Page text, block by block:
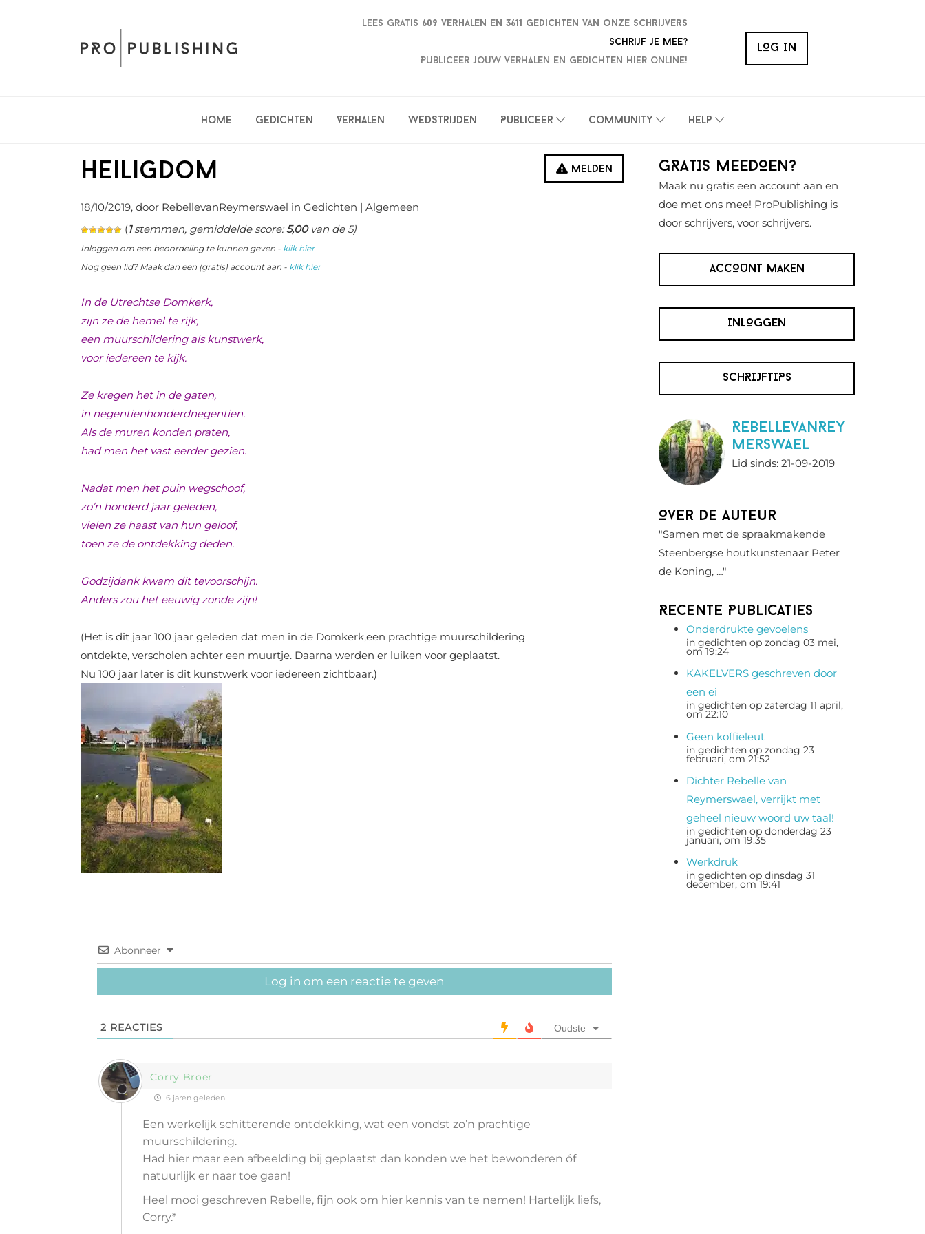
Lees gratis 609 verhalen en 3611 gedichten van onze schrijvers
Schrijf je mee?
Publiceer jouw verhalen en gedichten hier online!
LOG IN
Home Gedichten Verhalen Wedstrijden Publiceer Community Help
Melden
Heiligdom
18/10/2019, door RebellevanReymerswael in Gedichten | Algemeen
(1stemmen, gemiddelde score:5,00van de 5)
Inloggen om een beoordeling te kunnen geven - klik hier
Nog geen lid? Maak dan een (gratis) account aan - klik hier
In de Utrechtse Domkerk,
zijn ze de hemel te rijk,
een muurschildering als kunstwerk,
voor iedereen te kijk.
Ze kregen het in de gaten,
in negentienhonderdnegentien.
Als de muren konden praten,
had men het vast eerder gezien.
Nadat men het puin wegschoof,
zo’n honderd jaar geleden,
vielen ze haast van hun geloof,
toen ze de ontdekking deden.
Godzijdank kwam dit tevoorschijn.
Anders zou het eeuwig zonde zijn!
(Het is dit jaar 100 jaar geleden dat men in de Domkerk,een prachtige muurschildering
ontdekte, verscholen achter een muurtje. Daarna werden er luiken voor geplaatst.
Nu 100 jaar later is dit kunstwerk voor iedereen zichtbaar.)
Abonneer
Log in om een reactie te geven
2 REACTIES Oudste
Corry Broer
6 jaren geleden
Een werkelijk schitterende ontdekking, wat een vondst zo’n prachtige
muurschildering.
Had hier maar een afbeelding bij geplaatst dan konden we het bewonderen óf
natuurlijk er naar toe gaan!
Heel mooi geschreven Rebelle, fijn ook om hier kennis van te nemen! Hartelijk liefs,
Corry.*
Primaire
Sidebar
GRATIS MEEDOEN?
Maak nu gratis een account aan en
doe met ons mee! ProPublishing is
door schrijvers, voor schrijvers.
ACCOUNT MAKEN
INLOGGEN
SCHRIJFTIPS
RebellevanRey
merswael
Lid sinds: 21-09-2019
Over de auteur
"Samen met de spraakmakende
Steenbergse houtkunstenaar Peter
de Koning, …"
Recente Publicaties
Onderdrukte gevoelens
in gedichten op zondag 03 mei,
om 19:24
KAKELVERS geschreven door
een ei
in gedichten op zaterdag 11 april,
om 22:10
Geen koffieleut
in gedichten op zondag 23
februari, om 21:52
Dichter Rebelle van
Reymerswael, verrijkt met
geheel nieuw woord uw taal!
in gedichten op donderdag 23
januari, om 19:35
Werkdruk
in gedichten op dinsdag 31
december, om 19:41